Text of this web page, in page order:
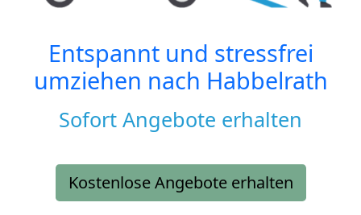
Entspannt und stressfrei
umziehen nach Habbelrath
Sofort Angebote erhalten
Kostenlose Angebote erhalten